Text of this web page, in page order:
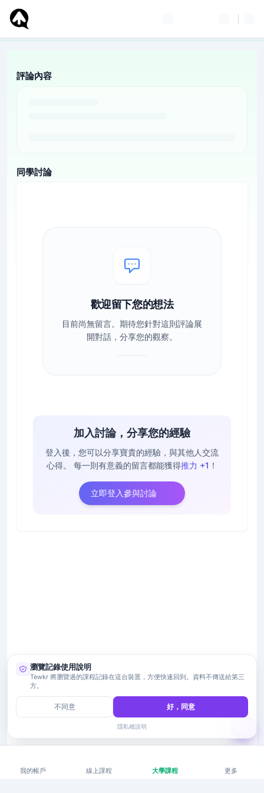
評論內容
同學討論
歡迎留下您的想法
目前尚無留言。期待您針對這則評論展
開對話，分享您的觀察。
加入討論，分享您的經驗
登入後，您可以分享寶貴的經驗，與其他人交流
心得。
每一則有意義的留言都能獲得推力 +1 ！
立即登入參與討論
我的帳戶 線上課程 大學課程 更多
瀏覽記錄使用說明
Tewkr 將瀏覽過的課程記錄在這台裝置，方便快速回到。資料不傳送給第三
方。
不同意 好，同意
隱私權說明